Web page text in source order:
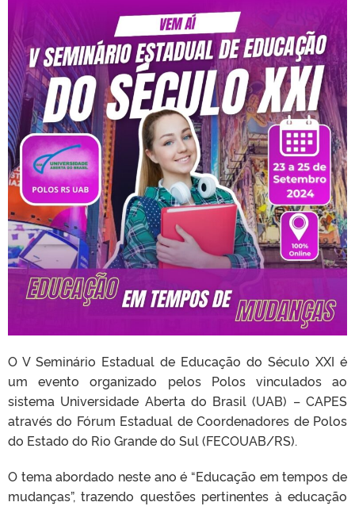
O V Seminário Estadual de Educação do Século XXI é
um evento organizado pelos Polos vinculados ao
sistema Universidade Aberta do Brasil (UAB) – CAPES
através do Fórum Estadual de Coordenadores de Polos
do Estado do Rio Grande do Sul (FECOUAB/RS).
O tema abordado neste ano é “Educação em tempos de
mudanças”, trazendo questões pertinentes à educação